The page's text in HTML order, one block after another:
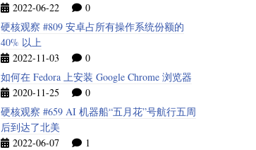
2022-06-22
0
硬核观察 #809 安卓占所有操作系统份额的
40% 以上
2022-11-03
0
如何在 Fedora 上安装 Google Chrome 浏览器
2020-11-25
0
硬核观察 #659 AI 机器船“五月花”号航行五周
后到达了北美
2022-06-07
1